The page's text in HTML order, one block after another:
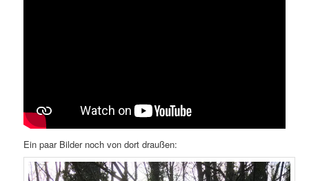
Ein paar Bilder noch von dort draußen: